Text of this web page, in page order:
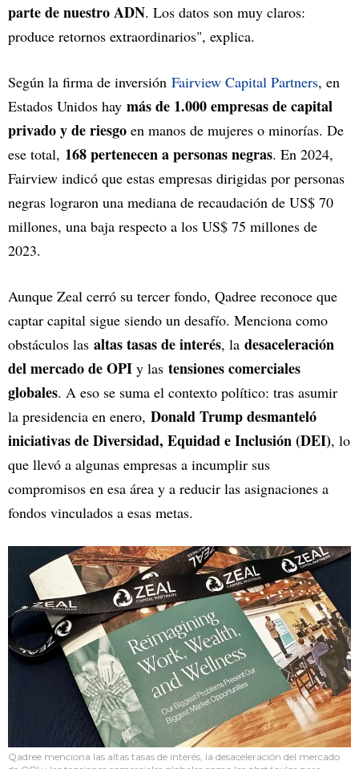
parte de nuestro ADN. Los datos son muy claros:
produce retornos extraordinarios", explica.
Según la firma de inversión Fairview Capital Partners, en
Estados Unidos hay más de 1.000 empresas de capital
privado y de riesgo en manos de mujeres o minorías. De
ese total, 168 pertenecen a personas negras. En 2024,
Fairview indicó que estas empresas dirigidas por personas
negras lograron una mediana de recaudación de US$ 70
millones, una baja respecto a los US$ 75 millones de
2023.
Aunque Zeal cerró su tercer fondo, Qadree reconoce que
captar capital sigue siendo un desafío. Menciona como
obstáculos las altas tasas de interés, la desaceleración
del mercado de OPI y las tensiones comerciales
globales. A eso se suma el contexto político: tras asumir
la presidencia en enero, Donald Trump desmanteló
iniciativas de Diversidad, Equidad e Inclusión (DEI), lo
que llevó a algunas empresas a incumplir sus
compromisos en esa área y a reducir las asignaciones a
fondos vinculados a esas metas.
Qadree menciona las altas tasas de interés, la desaceleración del mercado